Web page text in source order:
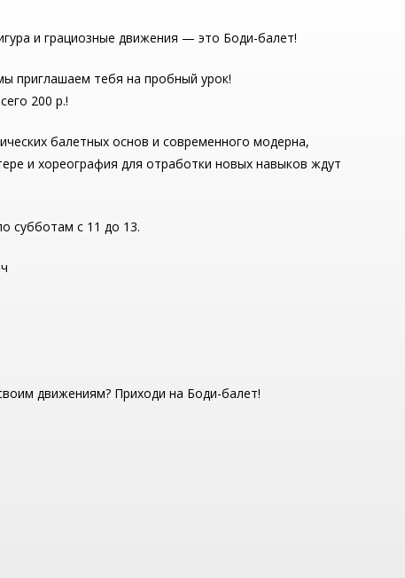
и грациозные движения — это Боди-балет!
приглашаем тебя на пробный урок!
200 р.!
балетных основ и современного модерна,
и хореография для отработки новых навыков ждут
субботам с 11 до 13.
движениям? Приходи на Боди-балет!